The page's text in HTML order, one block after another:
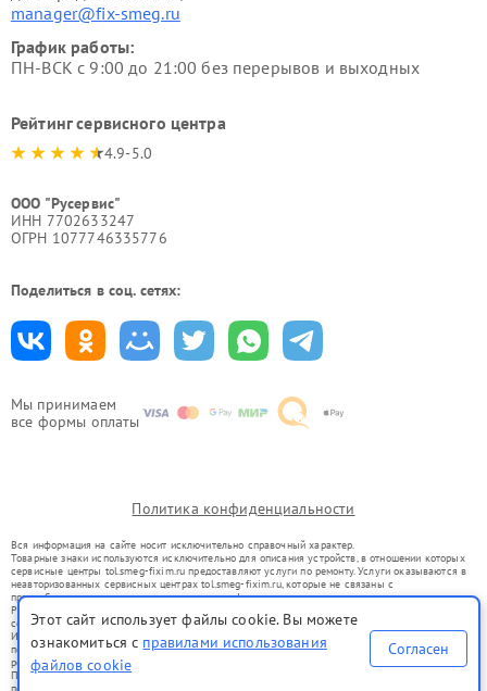
Мы принимаем
все формы оплаты
manager@fix-smeg.ru
График работы:
ПН-ВСК с 9:00 до 21:00 без перерывов и выходных
Рейтинг сервисного центра
4.9-5.0
ООО "Русервис"
ИНН 7702633247
ОГРН 1077746335776
Поделиться в соц. сетях:
Политика конфиденциальности
Вся информация на сайте носит исключительно справочный характер.
Товарные знаки используются исключительно для описания устройств, в отношении которых
сервисные центры tol.smeg-fixim.ru предоставляют услуги по ремонту. Услуги оказываются в
неавторизованных сервисных центрах tol.smeg-fixim.ru, которые не связаны с
правообладателями товарных знаков или их официальными представителями.
Ремонт осуществляется для устройств, уже введенных в гражданский оборот в соответствии
со статьей 1487 ГК РФ.
Использование товарных знаков не преследует цели индивидуализации услуг или введения
потребителей в заблуждение, а служит для информирования о предоставляемых услугах по
ремонту техники указанных брендов.
Представленная на сайте информация не является публичной офертой, определяемой
положениями Статьи 437(2) Гражданского кодекса РФ
Этот сайт использует файлы cookie. Вы можете
ознакомиться с правилами использования
файлов cookie
Согласен